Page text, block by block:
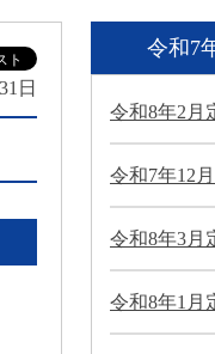
日
令和7
令和8年2月
令和7年12
令和8年3月
令和8年1月